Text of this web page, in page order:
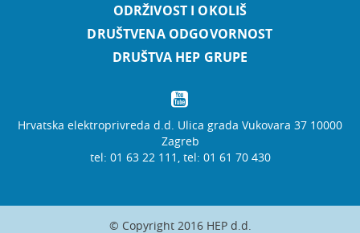
ODRŽIVOST I OKOLIŠ
DRUŠTVENA ODGOVORNOST
DRUŠTVA HEP GRUPE
Hrvatska elektroprivreda d.d. Ulica grada Vukovara 37 10000
Zagreb
tel: 01 63 22 111, tel: 01 61 70 430
© Copyright 2016 HEP d.d.